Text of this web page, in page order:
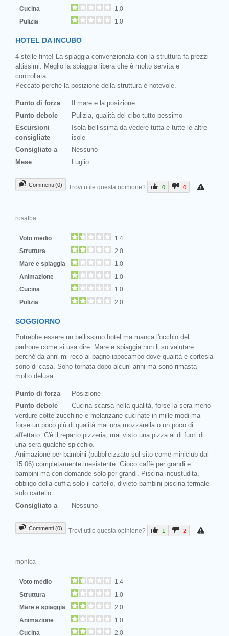
Cucina
1.0
Pulizia
1.0
HOTEL DA INCUBO
4 stelle finte! La spiaggia convenzionata con la struttura fa prezzi
altissimi. Meglio la spiaggia libera che è molto servita e
controllata.
Peccato perché la posizione della struttura è notevole.
Punto di forza
Il mare e la posizione
Punto debole
Pulizia, qualità del cibo tutto pessimo
Escursioni
consigliate
Isola bellissima da vedere tutta e tutte le altre
isole
Consigliato a
Nessuno
Mese
Luglio
Commenti (0) Trovi utile questa opinione? 0 0
rosalba
Voto medio
1.4
Struttura
2.0
Mare e spiaggia
1.0
Animazione
1.0
Cucina
1.0
Pulizia
2.0
SOGGIORNO
Potrebbe essere un bellissimo hotel ma manca l'occhio del
padrone come si usa dire. Mare e spiaggia non li so valutare
perché da anni mi reco al bagno ippocampo dove qualità e cortesia
sono di casa. Sono tornata dopo alcuni anni ma sono rimasta
molto delusa.
Punto di forza
Posizione
Punto debole
Cucina scarsa nella qualità, forse la sera meno
verdure cotte zucchine e melanzane cucinate in mille modi ma
forse un poco più di qualità mai una mozzarella o un poco di
affettato. C'è il reparto pizzeria, mai visto una pizza al di fuori di
una sera qualche spicchio.
Animazione per bambini (pubblicizzato sul sito come miniclub dal
15.06) completamente inesistente. Gioco caffè per grandi e
bambini ma con domande solo per grandi. Piscina incustudita,
obbligo della cuffia solo il cartello, divieto bambini piscina termale
solo cartello.
Consigliato a
Nessuno
Commenti (0) Trovi utile questa opinione? 1 2
monica
Voto medio
1.4
Struttura
1.0
Mare e spiaggia
2.0
Animazione
1.0
Cucina
2.0